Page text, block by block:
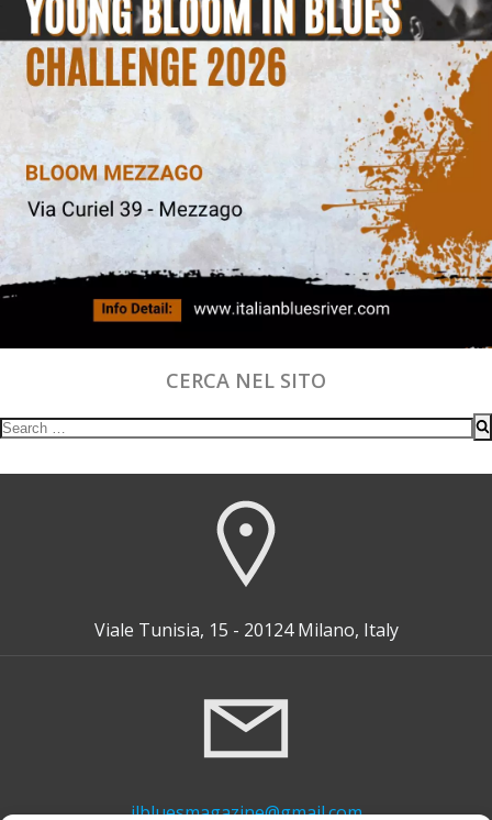
CERCA NEL SITO
Search
Viale Tunisia, 15 - 20124 Milano, Italy
ilbluesmagazine@gmail.com